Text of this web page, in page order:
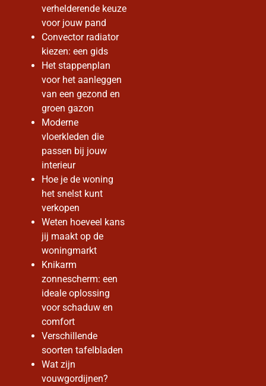
verhelderende keuze
voor jouw pand
Convector radiator
kiezen: een gids
Het stappenplan
voor het aanleggen
van een gezond en
groen gazon
Moderne
vloerkleden die
passen bij jouw
interieur
Hoe je de woning
het snelst kunt
verkopen
Weten hoeveel kans
jij maakt op de
woningmarkt
Knikarm
zonnescherm: een
ideale oplossing
voor schaduw en
comfort
Verschillende
soorten tafelbladen
Wat zijn
vouwgordijnen?